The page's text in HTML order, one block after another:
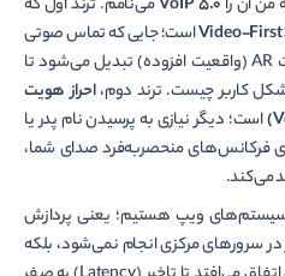
من آن را VoIP 5.0می‌نامم. ترند اول که
Video-است؛ جایی که تماس صوتی
در لحظه به تماس تصویری با قابلیت AR (واقعیت افزوده) تبدیل می‌شود تا
کاربر چیست. ترند دوم،احراز هویت
است؛ دیگر نیازی به پرسیدن نام پدر یا
فرکانس‌های منحصر‌به‌فرد صدای شما،
ویپ هستیم؛ یعنی پردازش
مرکزی انجام نمی‌شود، بلکه